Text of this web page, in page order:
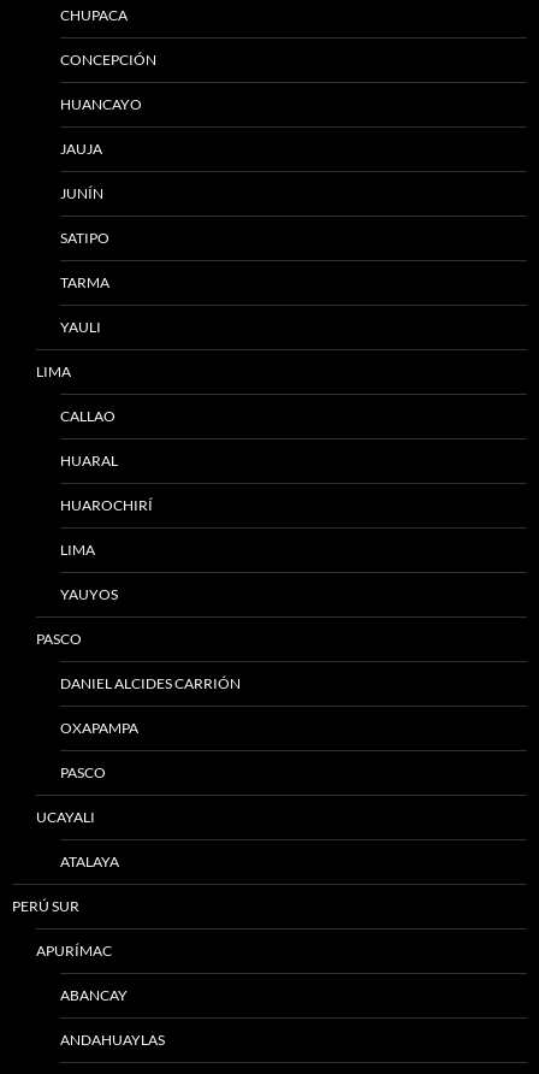
CHUPACA
CONCEPCIÓN
HUANCAYO
JAUJA
JUNÍN
SATIPO
TARMA
YAULI
LIMA
CALLAO
HUARAL
HUAROCHIRÍ
LIMA
YAUYOS
PASCO
DANIEL ALCIDES CARRIÓN
OXAPAMPA
PASCO
UCAYALI
ATALAYA
PERÚ SUR
APURÍMAC
ABANCAY
ANDAHUAYLAS